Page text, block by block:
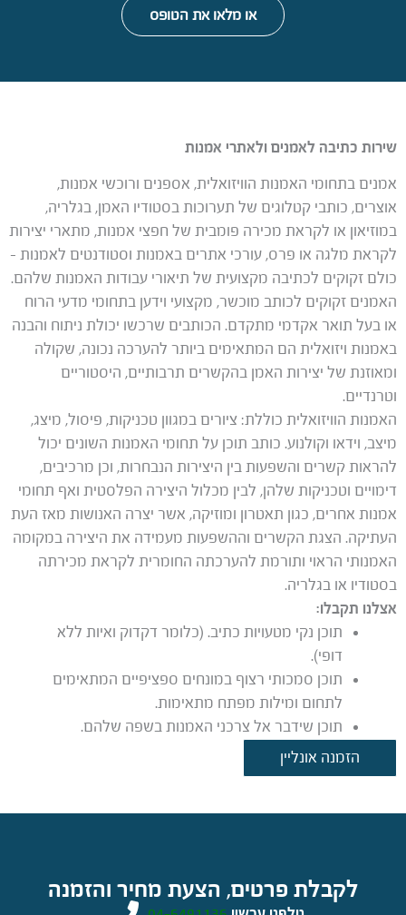
או מלאו את הטופס
שירות כתיבה לאמנים ולאתרי אמנות
אמנים בתחומי האמנות הוויזואלית, אספנים ורוכשי אמנות,
אוצרים, כותבי קטלוגים של תערוכות בסטודיו האמן, בגלריה,
במוזיאון או לקראת מכירה פומבית של חפצי אמנות, מתארי יצירות
לקראת מלגה או פרס, עורכי אתרים באמנות וסטודנטים לאמנות –
כולם זקוקים לכתיבה מקצועית של תיאורי עבודות האמנות שלהם.
האמנים זקוקים לכותב מוכשר, מקצועי וידען בתחומי מדעי הרוח
או בעל תואר אקדמי מתקדם. הכותבים שרכשו יכולת ניתוח והבנה
באמנות ויזואלית הם המתאימים ביותר להערכה נכונה, שקולה
ומאוזנת של יצירות האמן בהקשרים תרבותיים, היסטוריים
וטרנדיים.
האמנות הוויזואלית כוללת: ציורים במגוון טכניקות, פיסול, מיצג,
מיצב, וידאו וקולנוע. כותב תוכן על תחומי האמנות השונים יכול
להראות קשרים והשפעות בין היצירות הנבחרות, וכן מרכיבים,
דימויים וטכניקות שלהן, לבין מכלול היצירה הפלסטית ואף תחומי
אמנות אחרים, כגון תאטרון ומוזיקה, אשר יצרה האנושות מאז העת
העתיקה. הצגת הקשרים וההשפעות מעמידה את היצירה במקומה
האמנותי הראוי ותורמת להערכתה החומרית לקראת מכירתה
בסטודיו או בגלריה.
אצלנו תקבלו:
תוכן נקי מטעויות כתיב. (כלומר דקדוק ואיות ללא
דופי).
תוכן סמכותי רצוף במונחים ספציפיים המתאימים
לתחום ומילות מפתח מתאימות.
תוכן שידבר אל צרכני האמנות בשפה שלהם.
הזמנה אונליין
לקבלת פרטים, הצעת מחיר והזמנה